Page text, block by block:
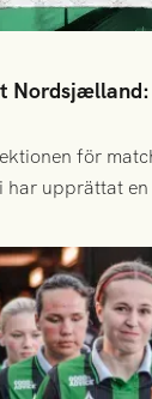
Nordsjælland:
för
har upprättat
kan
biljett till någon